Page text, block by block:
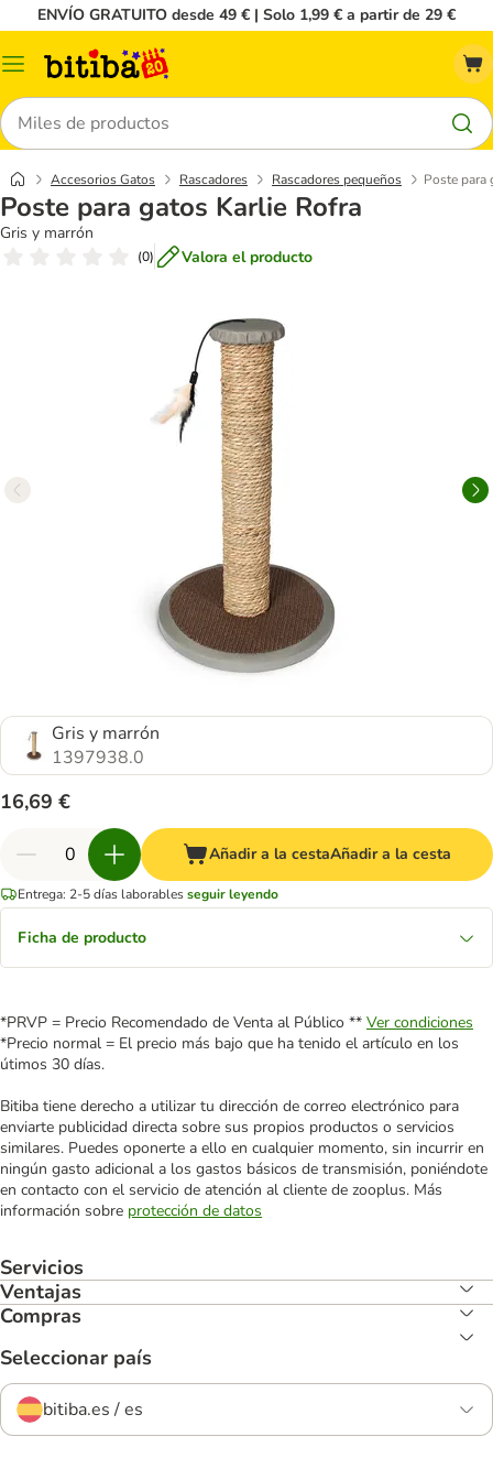
ENVÍO GRATUITO desde 49 € | Solo 1,99 € a partir de 29 €
Menú
Buscar
Accesorios Gatos Rascadores Rascadores pequeños Poste para
Poste para gatos Karlie Rofra
Gris y marrón
(0) Valora el producto
Gris y marrón
1397938.0
16,69 €
Añadir a la cestaAñadir a la cesta
Entrega: 2-5 días laborablesseguir leyendo
Ficha de producto
*PRVP = Precio Recomendado de Venta al Público ** Ver condiciones
*Precio normal = El precio más bajo que ha tenido el artículo en los
útimos 30 días.
Bitiba tiene derecho a utilizar tu dirección de correo electrónico para
enviarte publicidad directa sobre sus propios productos o servicios
similares. Puedes oponerte a ello en cualquier momento, sin incurrir en
ningún gasto adicional a los gastos básicos de transmisión, poniéndote
en contacto con el servicio de atención al cliente de zooplus. Más
información sobre protección de datos
Servicios
Ventajas
Compras
Seleccionar país
bitiba.es / es